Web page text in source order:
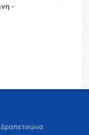
-
Δραπετσώνα